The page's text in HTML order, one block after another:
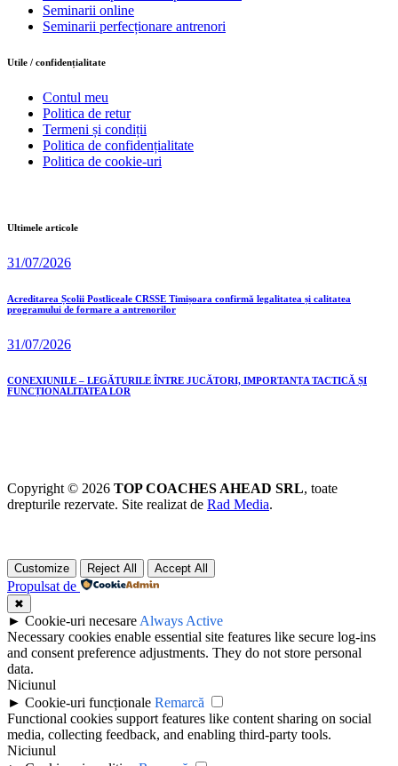
Seminarii online
Seminarii perfecționare antrenori
Utile / confidențialitate
Contul meu
Politica de retur
Termeni și condiții
Politica de confidențialitate
Politica de cookie-uri
Ultimele articole
31/07/2026
Acreditarea Școlii Postliceale CRSSE Timișoara confirmă legalitatea și calitatea
programului de formare a antrenorilor
31/07/2026
CONEXIUNILE – LEGĂTURILE ÎNTRE JUCĂTORI, IMPORTANȚA TACTICĂ ȘI
FUNCȚIONALITATEA LOR
Copyright © 2026 TOP COACHES AHEAD SRL, toate
drepturile rezervate. Site realizat de Rad Media.
Customize Reject All Accept All
Propulsat de
✖
► Cookie-uri necesare Always Active
Necessary cookies enable essential site features like secure log-ins
and consent preference adjustments. They do not store personal
data.
Niciunul
► Cookie-uri funcționale Remarcă
Functional cookies support features like content sharing on social
media, collecting feedback, and enabling third-party tools.
Niciunul